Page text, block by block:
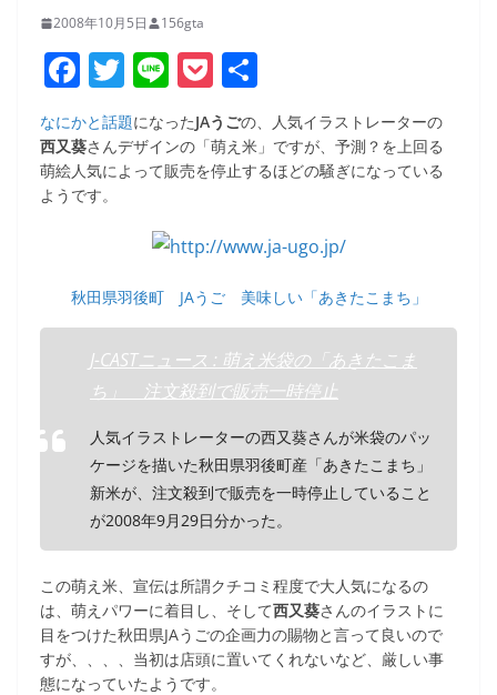
2008年10月5日 156gta
F
a
c
e
b
o
k
T
w
itt
er
Li
n
e
P
o
ck
et
有
なにかと話題になったJAうごの、人気イラストレーターの
西又葵さんデザインの「萌え米」ですが、予測？を上回る
萌絵人気によって販売を停止するほどの騒ぎになっている
ようです。
秋田県羽後町 JAうご 美味しい「あきたこまち」
J-CASTニュース : 萌え米袋の「あきたこま
ち」 注文殺到で販売一時停止
人気イラストレーターの西又葵さんが米袋のパッ
ケージを描いた秋田県羽後町産「あきたこまち」
新米が、注文殺到で販売を一時停止していること
が2008年9月29日分かった。
この萌え米、宣伝は所謂クチコミ程度で大人気になるの
は、萌えパワーに着目し、そして西又葵さんのイラストに
目をつけた秋田県JAうごの企画力の賜物と言って良いので
すが、、、、当初は店頭に置いてくれないなど、厳しい事
態になっていたようです。